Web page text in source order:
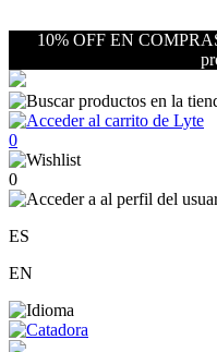
10% OFF EN
0
0
ES
EN